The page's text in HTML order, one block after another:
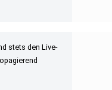
stets den Live-